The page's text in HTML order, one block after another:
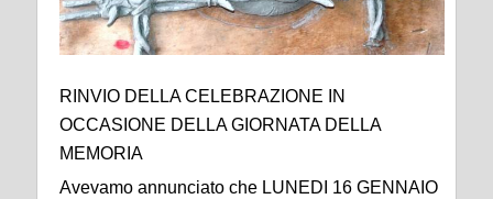
RINVIO DELLA CELEBRAZIONE IN
OCCASIONE DELLA GIORNATA DELLA
MEMORIA
Avevamo annunciato che LUNEDI 16 GENNAIO